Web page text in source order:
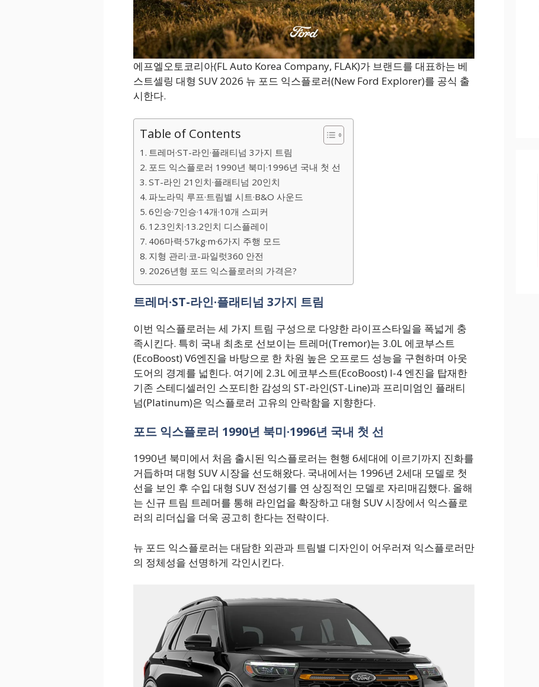
에프엘오토코리아(FL Auto Korea Company, FLAK)가 브랜드를 대표하는 베
스트셀링 대형 SUV 2026 뉴 포드 익스플로러(New Ford Explorer)를 공식 출
시한다.
Table of Contents
트레머·ST-라인·플래티넘 3가지 트림
포드 익스플로러 1990년 북미·1996년 국내 첫 선
ST-라인 21인치·플래티넘 20인치
파노라믹 루프·트림별 시트·B&O 사운드
6인승·7인승·14개·10개 스피커
12.3인치·13.2인치 디스플레이
406마력·57kg·m·6가지 주행 모드
지형 관리·코-파일럿360 안전
2026년형 포드 익스플로러의 가격은?
트레머·ST-라인·플래티넘 3가지 트림
이번 익스플로러는 세 가지 트림 구성으로 다양한 라이프스타일을 폭넓게 충
족시킨다. 특히 국내 최초로 선보이는 트레머(Tremor)는 3.0L 에코부스트
(EcoBoost) V6엔진을 바탕으로 한 차원 높은 오프로드 성능을 구현하며 아웃
도어의 경계를 넓힌다. 여기에 2.3L 에코부스트(EcoBoost) I-4 엔진을 탑재한
기존 스테디셀러인 스포티한 감성의 ST-라인(ST-Line)과 프리미엄인 플래티
넘(Platinum)은 익스플로러 고유의 안락함을 지향한다.
포드 익스플로러 1990년 북미·1996년 국내 첫 선
1990년 북미에서 처음 출시된 익스플로러는 현행 6세대에 이르기까지 진화를
거듭하며 대형 SUV 시장을 선도해왔다. 국내에서는 1996년 2세대 모델로 첫
선을 보인 후 수입 대형 SUV 전성기를 연 상징적인 모델로 자리매김했다. 올해
는 신규 트림 트레머를 통해 라인업을 확장하고 대형 SUV 시장에서 익스플로
러의 리더십을 더욱 공고히 한다는 전략이다.
뉴 포드 익스플로러는 대담한 외관과 트림별 디자인이 어우러져 익스플로러만
의 정체성을 선명하게 각인시킨다.